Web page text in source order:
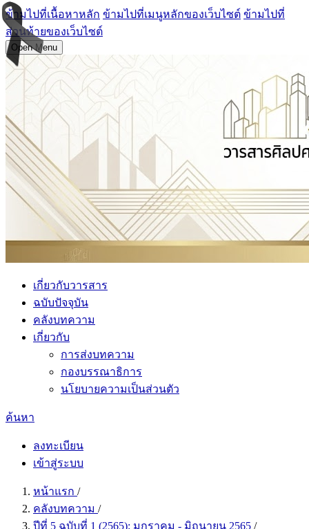
ข้ามไปที่เนื้อหาหลัก ข้ามไปที่เมนูหลักของเว็บไซต์ ข้ามไปที่
ส่วนท้ายของเว็บไซต์
Open Menu
เกี่ยวกับวารสาร
ฉบับปัจจุบัน
คลังบทความ
เกี่ยวกับ
การส่งบทความ
กองบรรณาธิการ
นโยบายความเป็นส่วนตัว
ค้นหา
ลงทะเบียน
เข้าสู่ระบบ
หน้าแรก /
คลังบทความ /
ปีที่ 5 ฉบับที่ 1 (2565): มกราคม - มิถุนายน 2565 /